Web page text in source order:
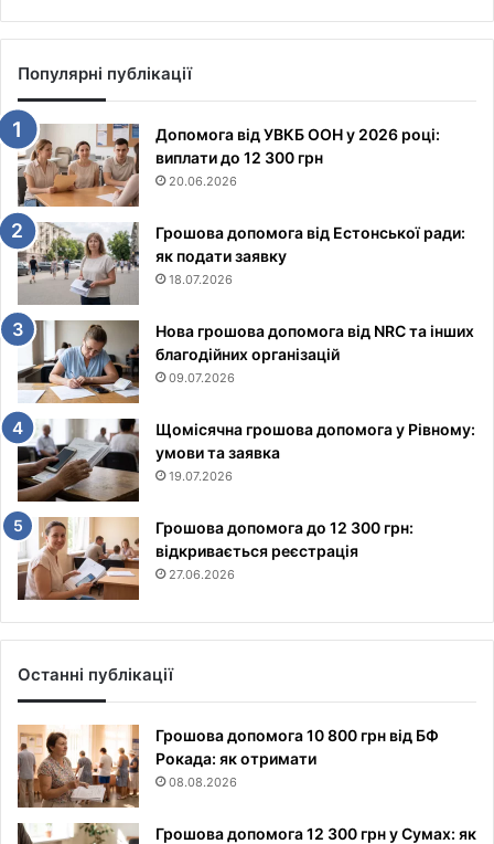
Популярні публікації
Допомога від УВКБ ООН у 2026 році:
виплати до 12 300 грн
20.06.2026
Грошова допомога від Естонської ради:
як подати заявку
18.07.2026
Нова грошова допомога від NRC та інших
благодійних організацій
09.07.2026
Щомісячна грошова допомога у Рівному:
умови та заявка
19.07.2026
Грошова допомога до 12 300 грн:
відкривається реєстрація
27.06.2026
Останні публікації
Грошова допомога 10 800 грн від БФ
Рокада: як отримати
08.08.2026
Грошова допомога 12 300 грн у Сумах: як